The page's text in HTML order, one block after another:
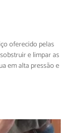
oferecido pelas
e limpar as
em alta pressão e